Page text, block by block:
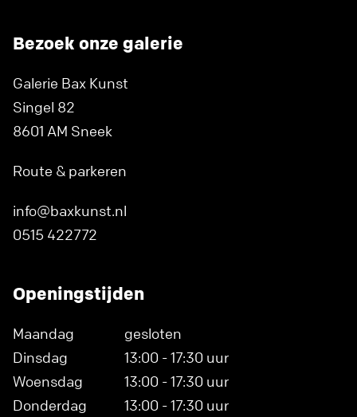
Bezoek onze galerie
Galerie Bax Kunst
Singel 82
8601 AM Sneek
Route & parkeren
info@baxkunst.nl
0515 422772
Openingstijden
Maandag
gesloten
Dinsdag
13:00 - 17:30 uur
Woensdag
13:00 - 17:30 uur
Donderdag
13:00 - 17:30 uur